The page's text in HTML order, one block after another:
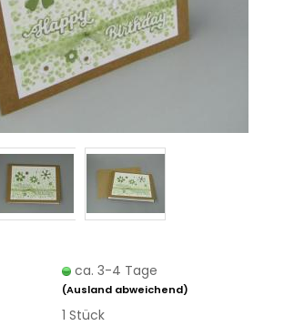
ca. 3-4 Tage
(Ausland abweichend)
1Stück